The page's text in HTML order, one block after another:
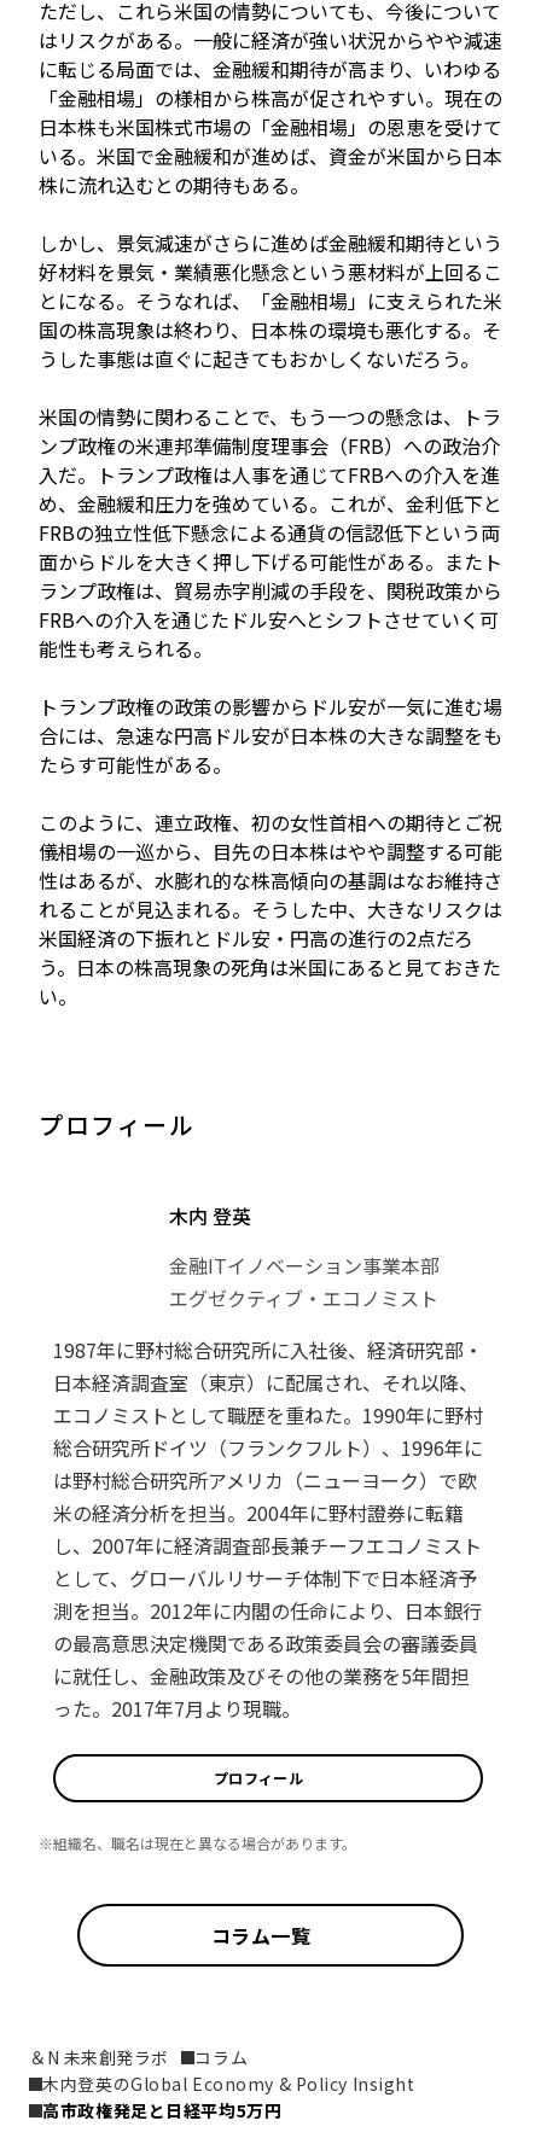
ただし、これら米国の情勢についても、今後について
はリスクがある。一般に経済が強い状況からやや減速
に転じる局面では、金融緩和期待が高まり、いわゆる
「金融相場」の様相から株高が促されやすい。現在の
日本株も米国株式市場の「金融相場」の恩恵を受けて
いる。米国で金融緩和が進めば、資金が米国から日本
株に流れ込むとの期待もある。
しかし、景気減速がさらに進めば金融緩和期待という
好材料を景気・業績悪化懸念という悪材料が上回るこ
とになる。そうなれば、「金融相場」に支えられた米
国の株高現象は終わり、日本株の環境も悪化する。そ
うした事態は直ぐに起きてもおかしくないだろう。
米国の情勢に関わることで、もう一つの懸念は、トラ
ンプ政権の米連邦準備制度理事会（FRB）への政治介
入だ。トランプ政権は人事を通じてFRBへの介入を進
め、金融緩和圧力を強めている。これが、金利低下と
FRBの独立性低下懸念による通貨の信認低下という両
面からドルを大きく押し下げる可能性がある。またト
ランプ政権は、貿易赤字削減の手段を、関税政策から
FRBへの介入を通じたドル安へとシフトさせていく可
能性も考えられる。
トランプ政権の政策の影響からドル安が一気に進む場
合には、急速な円高ドル安が日本株の大きな調整をも
たらす可能性がある。
このように、連立政権、初の女性首相への期待とご祝
儀相場の一巡から、目先の日本株はやや調整する可能
性はあるが、水膨れ的な株高傾向の基調はなお維持さ
れることが見込まれる。そうした中、大きなリスクは
米国経済の下振れとドル安・円高の進行の2点だろ
う。日本の株高現象の死角は米国にあると見ておきた
い。
プロフィール
木内 登英
金融ITイノベーション事業本部
エグゼクティブ・エコノミスト
1987年に野村総合研究所に入社後、経済研究部・
日本経済調査室（東京）に配属され、それ以降、
エコノミストとして職歴を重ねた。1990年に野村
総合研究所ドイツ（フランクフルト）、1996年に
は野村総合研究所アメリカ（ニューヨーク）で欧
米の経済分析を担当。2004年に野村證券に転籍
し、2007年に経済調査部長兼チーフエコノミスト
として、グローバルリサーチ体制下で日本経済予
測を担当。2012年に内閣の任命により、日本銀行
の最高意思決定機関である政策委員会の審議委員
に就任し、金融政策及びその他の業務を5年間担
った。2017年7月より現職。
プロフィール
※組織名、職名は現在と異なる場合があります。
コラム一覧
＆N 未来創発ラボ
コラム
木内登英のGlobal Economy & Policy Insight
高市政権発足と日経平均5万円